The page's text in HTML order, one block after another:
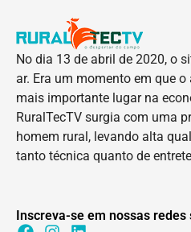
No dia 13 de abril de 2020, o
ar. Era um momento em que
mais importante lugar na
RuralTecTV surgia com uma
homem rural, levando alta
tanto técnica quanto de
Inscreva-se em nossas redes